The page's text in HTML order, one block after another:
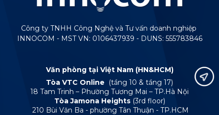
Công ty TNHH Công Nghệ và Tư vấn doanh nghiệp
INNOCOM - MST VN: 0106437939 - DUNS: 555783846
Văn phòng tại Việt Nam (HN&HCM)
Tòa VTC Online
(tầng 10 & tầng 17)
18 Tam Trinh – Phường Tương Mai – TP.Hà Nội
Tòa Jamona Heights (3rd floor)
210 Bùi Văn Ba - phường Tân Thuận - TP.HCM